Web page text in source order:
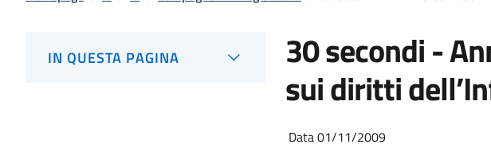
IN QUESTA PAGINA 30 secondi -
sui diritti
Data 01/11/2009